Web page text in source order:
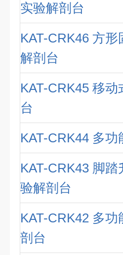
实验解剖台
KAT-CRK46 方
解剖台
KAT-CRK45 移
台
KAT-CRK44 多
KAT-CRK43 脚
验解剖台
KAT-CRK42 多
剖台